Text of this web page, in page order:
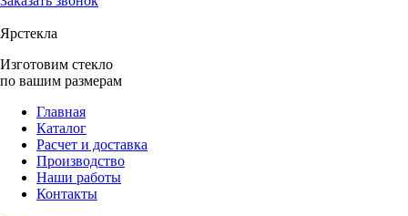
Ярстекла
Изготовим стекло
по вашим размерам
Главная
Каталог
Расчет и доставка
Производство
Наши работы
Контакты